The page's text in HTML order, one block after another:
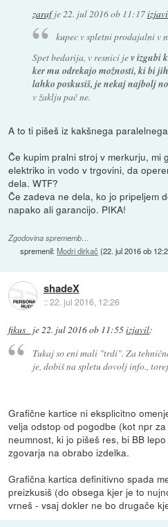
zarafje22. jul 2016 ob 11:17
kupec v spletni prodajalni v
Spet bedarija, v resnici jev izgubi
ker mu odrekajo možnosti, ki bi
lahko poskusiš, je nekaj najbolj
v žaklju pač ne.
A to ti pišeš iz kakšnega
Če kupim pralni stroj v merkurju, mi
elektriko in vodo v trgovini, da
dela. WTF?
Če zadeva ne dela, ko jo pripeljem
napako ali garancijo. PIKA!
Zgodovina sprememb…
spremenil:Modri dirkač (22. jul 2016 ob
shadeX
::22. jul 2016, 12:26
fikus_ je22. jul 2016 ob 11:55izjavil:
Tukaj so eni mali "trdi". Za
je, dobiš na spletu dovolj info.,
Grafične kartice ni eksplicitno
velja odstop od pogodbe (kot npr
neumnost, ki jo pišeš res, bi BB
zgovarja na obrabo izdelka.
Grafična kartica definitivno spada
preizkusiš (do obsega kjer je to
vrneš - vsaj dokler ne bo drugače